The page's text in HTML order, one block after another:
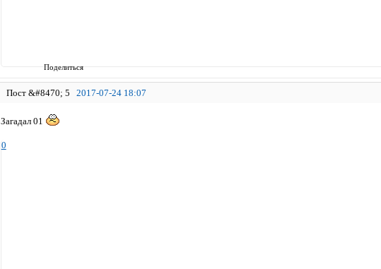
Поделиться
5 2017-07-24 18:07
Загадал 01
0